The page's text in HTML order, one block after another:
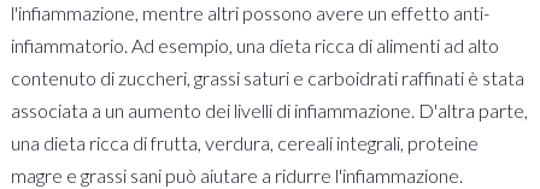
l'infiammazione, mentre altri possono avere un effetto anti-
infiammatorio. Ad esempio, una dieta ricca di alimenti ad alto
contenuto di zuccheri, grassi saturi e carboidrati raffinati è stata
associata a un aumento dei livelli di infiammazione. D'altra parte,
una dieta ricca di frutta, verdura, cereali integrali, proteine
magre e grassi sani può aiutare a ridurre l'infiammazione.